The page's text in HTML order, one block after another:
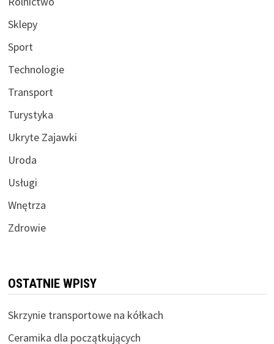
Sklepy
Sport
Technologie
Transport
Turystyka
Ukryte Zajawki
Uroda
Usługi
Wnętrza
Zdrowie
OSTATNIE WPISY
Skrzynie transportowe na kółkach
Ceramika dla początkujących